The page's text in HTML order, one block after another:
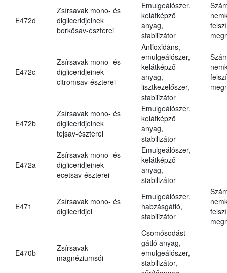
E472d
Zsírsavak mono- és
digliceridjeinek
borkősav-észterei
Emulgeálószer,
kelátképző
anyag,
stabilizátor
E472c
Zsírsavak mono- és
digliceridjeinek
citromsav-észterei
Antioxidáns,
emulgeálószer,
kelátképző
anyag,
lisztkezelőszer,
stabilizátor
E472b
Zsírsavak mono- és
digliceridjeinek
tejsav-észterei
Emulgeálószer,
kelátképző
anyag,
stabilizátor
E472a
Zsírsavak mono- és
digliceridjeinek
ecetsav-észterei
Emulgeálószer,
kelátképző
anyag,
stabilizátor
E471
Zsírsavak mono- és
digliceridjei
Emulgeálószer,
habzásgátló,
stabilizátor
E470b
Zsírsavak
magnéziumsói
Csomósodást
gátló anyag,
emulgeálószer,
stabilizátor,